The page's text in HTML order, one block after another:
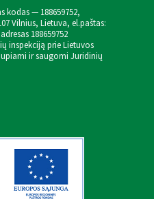
kodas — 188659752,
Vilnius, Lietuva, el.paštas:
188659752
inspekciją prie Lietuvos
ir saugomi Juridinių